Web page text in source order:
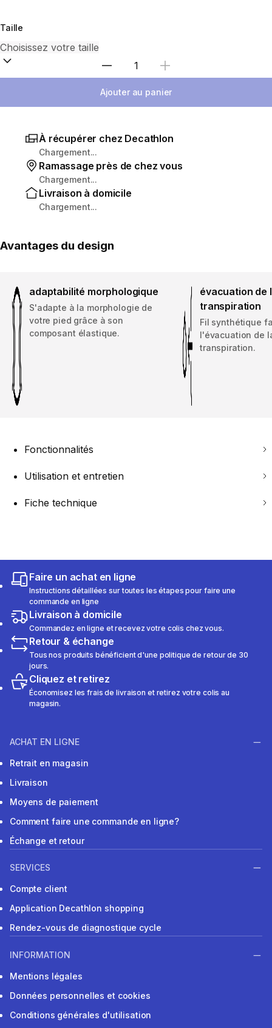
Taille
Sélectionnez la quantité
Ajouter au panier
À récupérer chez Decathlon
Chargement...
Ramassage près de chez vous
Chargement...
Livraison à domicile
Chargement...
Avantages du design
adaptabilité morphologique
S'adapte à la morphologie de
votre pied grâce à son
composant élastique.
évacuation de
transpiration
Fil synthétique
l'évacuation de
transpiration.
Fonctionnalités
Utilisation et entretien
Fiche technique
Faire un achat en ligne
Instructions détaillées sur toutes les étapes pour faire une
commande en ligne
Livraison à domicile
Commandez en ligne et recevez votre colis chez vous.
Retour & échange
Tous nos produits bénéficient d'une politique de retour de 30
jours.
Cliquez et retirez
Économisez les frais de livraison et retirez votre colis au
magasin.
ACHAT EN LIGNE
Retrait en magasin
Livraison
Moyens de paiement
Comment faire une commande en ligne?
Échange et retour
SERVICES
Compte client
Application Decathlon shopping
Rendez-vous de diagnostique cycle
INFORMATION
Mentions légales
Données personnelles et cookies
Conditions générales d'utilisation